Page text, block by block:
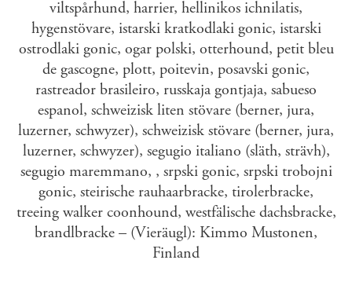
viltspårhund, harrier, hellinikos ichnilatis,
hygenstövare, istarski kratkodlaki gonic, istarski
ostrodlaki gonic, ogar polski, otterhound, petit bleu
de gascogne, plott, poitevin, posavski gonic,
rastreador brasileiro, russkaja gontjaja, sabueso
espanol, schweizisk liten stövare (berner, jura,
luzerner, schwyzer), schweizisk stövare (berner, jura,
luzerner, schwyzer), segugio italiano (släth, strävh),
segugio maremmano, , srpski gonic, srpski trobojni
gonic, steirische rauhaarbracke, tirolerbracke,
treeing walker coonhound, westfälische dachsbracke,
brandlbracke – (Vieräugl): Kimmo Mustonen,
Finland